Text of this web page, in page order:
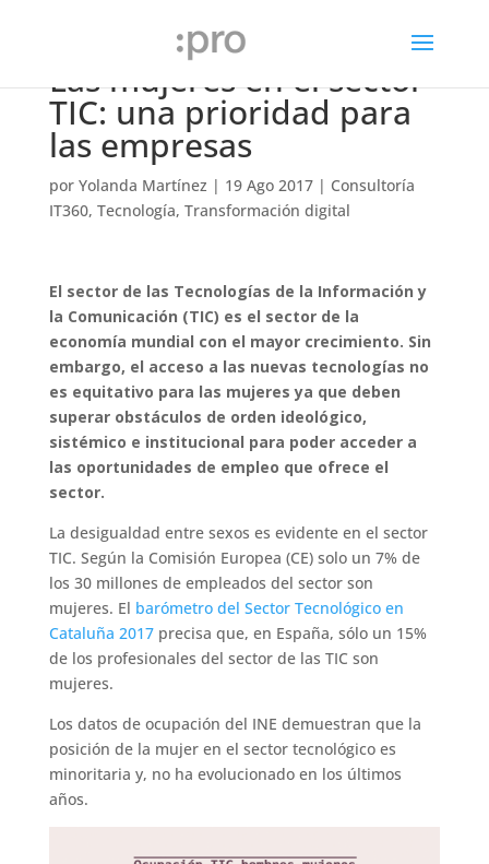
Las mujeres en el sector
TIC: una prioridad para
las empresas
por Yolanda Martínez | 19 Ago 2017| Consultoría
IT360, Tecnología, Transformación digital
El sector de las Tecnologías de la Información y
la Comunicación (TIC) es el sector de la
economía mundial con el mayor crecimiento. Sin
embargo, el acceso a las nuevas tecnologías no
es equitativo para las mujeres ya que deben
superar obstáculos de orden ideológico,
sistémico e institucional para poder acceder a
las oportunidades de empleo que ofrece el
sector.
La desigualdad entre sexos es evidente en el sector
TIC. Según la Comisión Europea (CE) solo un 7% de
los 30 millones de empleados del sector son
mujeres. El barómetro del Sector Tecnológico en
Cataluña 2017precisa que, en España, sólo un 15%
de los profesionales del sector de las TIC son
mujeres.
Los datos de ocupación del INE demuestran que la
posición de la mujer en el sector tecnológico es
minoritaria y, no ha evolucionado en los últimos
años.